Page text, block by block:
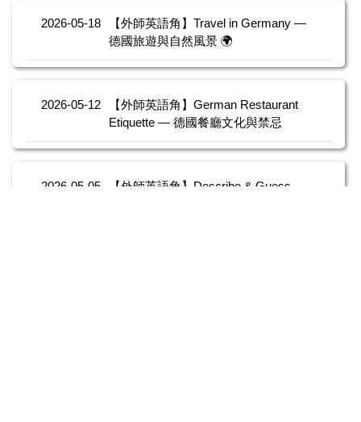
2026-05-18
【外師英語角】Travel in Germany —
德國旅遊與自然風景 🌍
2026-05-12
【外師英語角】German Restaurant
Etiquette — 德國餐廳文化與禁忌
2026-05-05
【外師英語角】Describe & Guess —